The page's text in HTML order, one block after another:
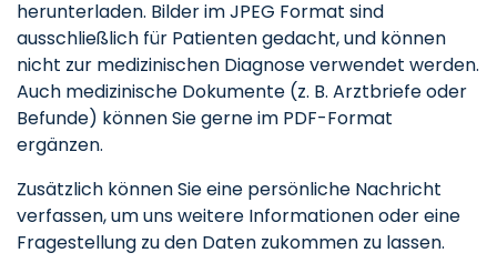
herunterladen. Bilder im JPEG Format sind
ausschließlich für Patienten gedacht, und können
nicht zur medizinischen Diagnose verwendet werden.
Auch medizinische Dokumente (z. B. Arztbriefe oder
Befunde) können Sie gerne im PDF-Format
ergänzen.
Zusätzlich können Sie eine persönliche Nachricht
verfassen, um uns weitere Informationen oder eine
Fragestellung zu den Daten zukommen zu lassen.